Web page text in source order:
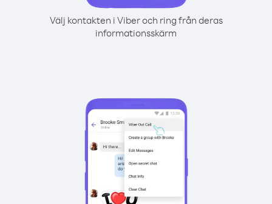
Välj kontakten i Viber och ring från deras
informationsskärm